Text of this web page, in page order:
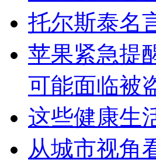
托尔斯泰名
苹果紧急提
可能面临被
这些健康生
从城市视角